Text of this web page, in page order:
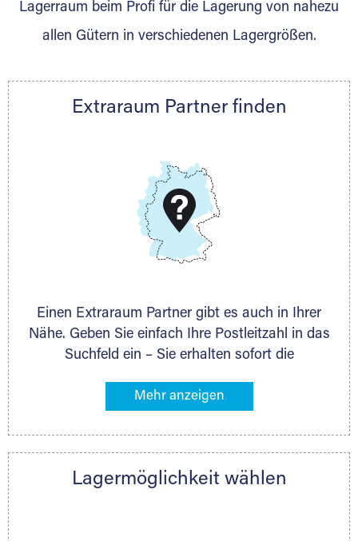
Nachricht.
Telefon:+49 6145 5442 - 404
DMG Aktiengesellschaft
www.dmg-ag.com
Lagerraum beim Profi für die Lagerung von nahezu
allen Gütern in verschiedenen Lagergrößen.
Extraraum Partner finden
Einen Extraraum Partner gibt es auch in Ihrer
Nähe. Geben Sie einfach Ihre Postleitzahl in das
Suchfeld ein – Sie erhalten sofort die
Lagermöglichkeiten in Ihrer Nähe. An zahlreichen
direkt online mieten. Gibt es Extraraum noch
nächstgelegenen Partner und besprechen alles
Lagermöglichkeit wählen